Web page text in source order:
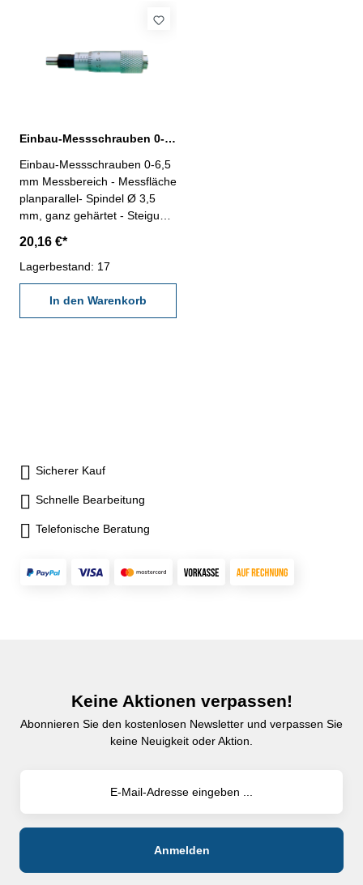
Einbau-Messschrauben 0-6,5 mm Messbereich Messfläche planparallel
Einbau-Messschrauben 0-6,5
mm Messbereich - Messfläche
planparallel- Spindel Ø 3,5
mm, ganz gehärtet - Steigung
Trommel mattverchromt, ohne
Ratsche
20,16 €*
Lagerbestand: 17
In den Warenkorb
Sicherer Kauf
Schnelle Bearbeitung
Telefonische Beratung
Keine Aktionen verpassen!
Abonnieren Sie den kostenlosen Newsletter und verpassen Sie
keine Neuigkeit oder Aktion.